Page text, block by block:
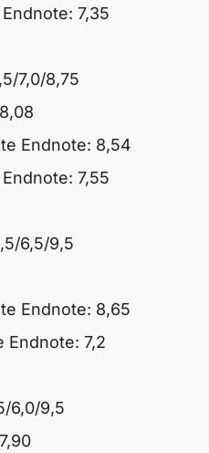
7,35
7,0/8,75
Endnote: 8,54
7,55
6,5/9,5
Endnote: 8,65
7,2
6,0/9,5